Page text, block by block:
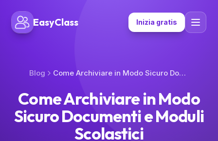
EasyClass Inizia gratis
Blog Come Archiviare in Modo Sicuro Documenti e Moduli Scolastici
Come Archiviare in Modo
Sicuro Documenti e Moduli
Scolastici